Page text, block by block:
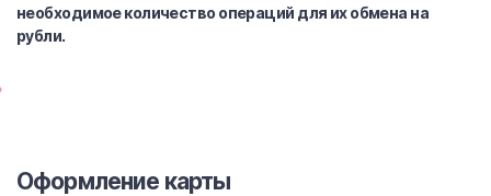
необходимое количество операций для их обмена на
рубли.
Оформление карты